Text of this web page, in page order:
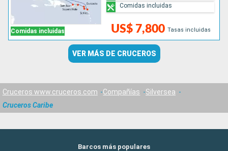
Comidas incluidas US$ 7,800 Tasas incluidas
Comidas incluidas
VER MÁS DE CRUCEROS
Cruceros www.cruceros.com Compañías
Silversea
Cruceros Caribe
Barcos más populares